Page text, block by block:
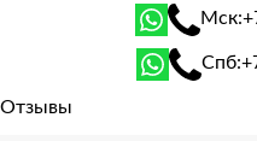
Мск:
Спб:
Отзывы